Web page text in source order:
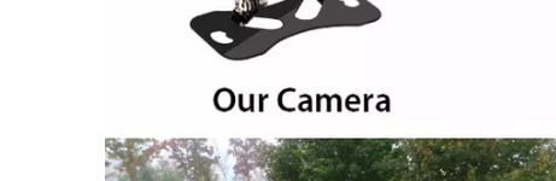
Lanterne